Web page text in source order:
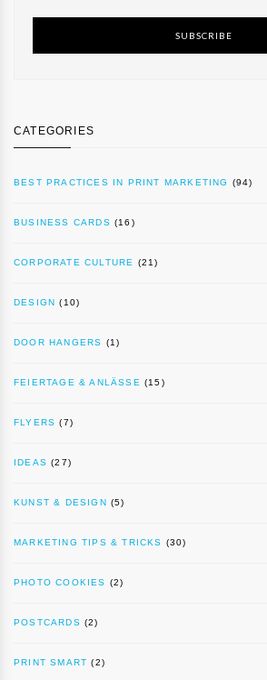
SUBSCRIBE
CATEGORIES
BEST PRACTICES IN PRINT MARKETING (94)
BUSINESS CARDS (16)
CORPORATE CULTURE (21)
DESIGN (10)
DOOR HANGERS (1)
FEIERTAGE & ANLÄSSE (15)
FLYERS (7)
IDEAS (27)
KUNST & DESIGN (5)
MARKETING TIPS & TRICKS (30)
PHOTO COOKIES (2)
POSTCARDS (2)
PRINT SMART (2)